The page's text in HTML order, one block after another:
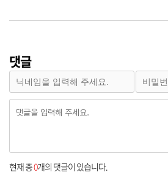
댓글
현재 총0개의 댓글이 있습니다.